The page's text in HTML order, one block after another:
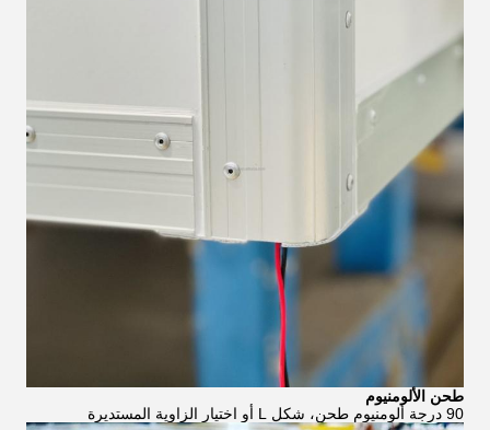
طحن الألومنيوم
90 درجة ألومنيوم طحن، شكل L أو اختيار الزاوية المستديرة